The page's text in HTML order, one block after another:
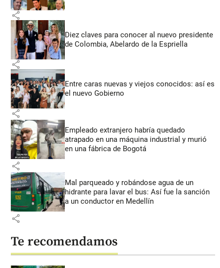
share
Diez claves para conocer al nuevo presidente
de Colombia, Abelardo de la Espriella
share
Entre caras nuevas y viejos conocidos: así es
el nuevo Gobierno
share
Empleado extranjero habría quedado
atrapado en una máquina industrial y murió
en una fábrica de Bogotá
share
Mal parqueado y robándose agua de un
hidrante para lavar el bus: Así fue la sanción
a un conductor en Medellín
share
Te recomendamos